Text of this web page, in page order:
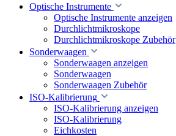
Optische Instrumente
Optische Instrumente anzeigen
Durchlichtmikroskope
Durchlichtmikroskope Zubehör
Sonderwaagen
Sonderwaagen anzeigen
Sonderwaagen
Sonderwaagen Zubehör
ISO-Kalibrierung
ISO-Kalibrierung anzeigen
ISO-Kalibrierung
Eichkosten